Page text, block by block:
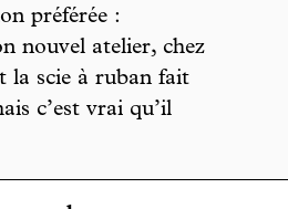
préférée :
nouvel atelier, chez
la scie à ruban fait
c’est vrai qu’il